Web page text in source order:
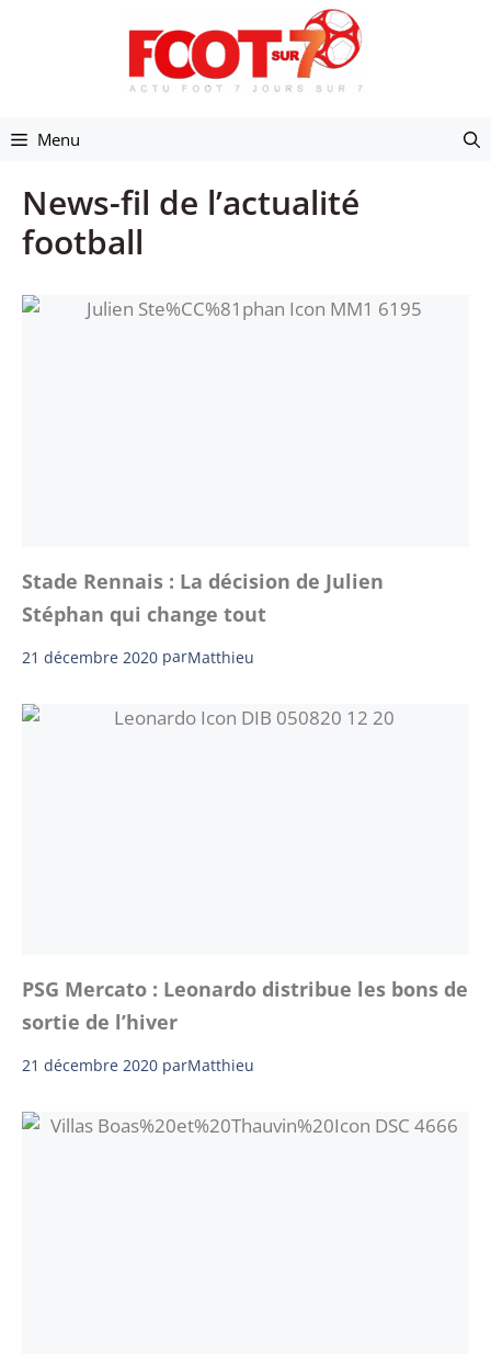
Menu
News-fil de l’actualité
football
Stade Rennais : La décision de Julien
Stéphan qui change tout
21 décembre 2020 parMatthieu
PSG Mercato : Leonardo distribue les bons de
sortie de l’hiver
21 décembre 2020 parMatthieu